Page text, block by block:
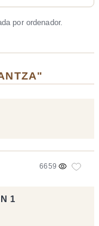
por ordenador.
6659
1